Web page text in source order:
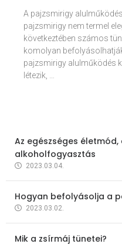
A pajzsmirigy
pajzsmirigy nem termel
következtében számos
komolyan
pajzsmirigy alulműködés
létezik, …
Az egészséges
alkoholfogyasztás
2023.03.04.
Hogyan befolyásolja a
2023.03.02.
Mik a zsírmáj tünetei?